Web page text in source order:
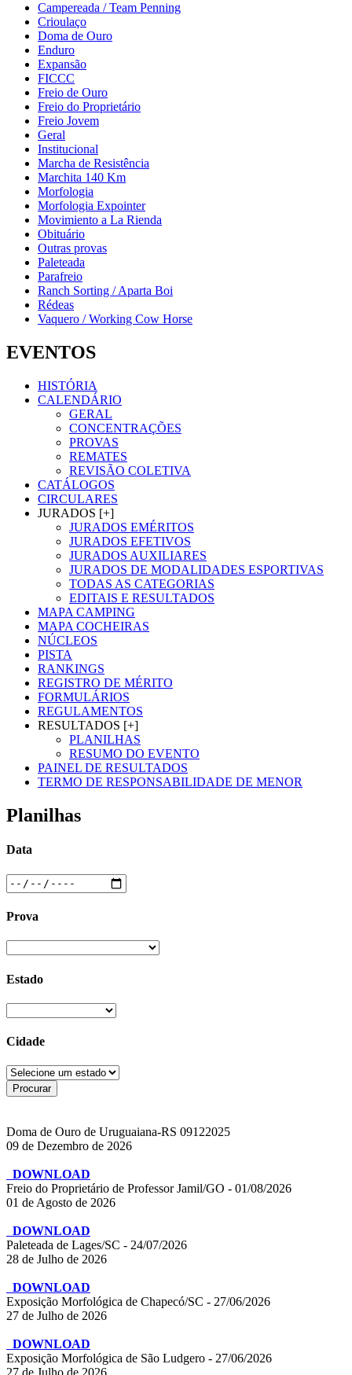
Campereada / Team Penning
Crioulaço
Doma de Ouro
Enduro
Expansão
FICCC
Freio de Ouro
Freio do Proprietário
Freio Jovem
Geral
Institucional
Marcha de Resistência
Marchita 140 Km
Morfologia
Morfologia Expointer
Movimiento a La Rienda
Obituário
Outras provas
Paleteada
Parafreio
Ranch Sorting / Aparta Boi
Rédeas
Vaquero / Working Cow Horse
EVENTOS
HISTÓRIA
CALENDÁRIO
GERAL
CONCENTRAÇÕES
PROVAS
REMATES
REVISÃO COLETIVA
CATÁLOGOS
CIRCULARES
JURADOS [+]
JURADOS EMÉRITOS
JURADOS EFETIVOS
JURADOS AUXILIARES
JURADOS DE MODALIDADES ESPORTIVAS
TODAS AS CATEGORIAS
EDITAIS E RESULTADOS
MAPA CAMPING
MAPA COCHEIRAS
NÚCLEOS
PISTA
RANKINGS
REGISTRO DE MÉRITO
FORMULÁRIOS
REGULAMENTOS
RESULTADOS [+]
PLANILHAS
RESUMO DO EVENTO
PAINEL DE RESULTADOS
TERMO DE RESPONSABILIDADE DE MENOR
Planilhas
Data
Prova
Estado
Cidade
Doma de Ouro de Uruguaiana-RS 09122025
09 de Dezembro de 2026
DOWNLOAD
Freio do Proprietário de Professor Jamil/GO - 01/08/2026
01 de Agosto de 2026
DOWNLOAD
Paleteada de Lages/SC - 24/07/2026
28 de Julho de 2026
DOWNLOAD
Exposição Morfológica de Chapecó/SC - 27/06/2026
27 de Julho de 2026
DOWNLOAD
Exposição Morfológica de São Ludgero - 27/06/2026